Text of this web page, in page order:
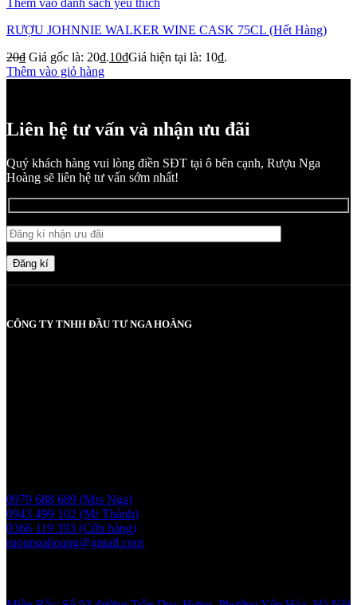
Thêm vào danh sách yêu thích
RƯỢU JOHNNIE WALKER WINE CASK 75CL (Hết Hàng)
20₫ Giá gốc là: 20₫.10₫Giá hiện tại là: 10₫.
Thêm vào giỏ hàng
Liên hệ tư vấn và nhận ưu đãi
Quý khách hàng vui lòng điền SĐT tại ô bên cạnh, Rượu Nga
Hoàng sẽ liên hệ tư vấn sớm nhất!
Đăng kí
CÔNG TY TNHH ĐẦU TƯ NGA HOÀNG
0979 688 689 (Mrs Nga)
0943 499 102 (Mr Thành)
0366 119 393 (Cửa hàng)
ruoungahoang@gmail.com